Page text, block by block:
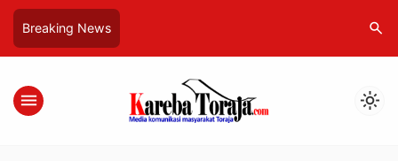
Breaking News search
menu light_mode